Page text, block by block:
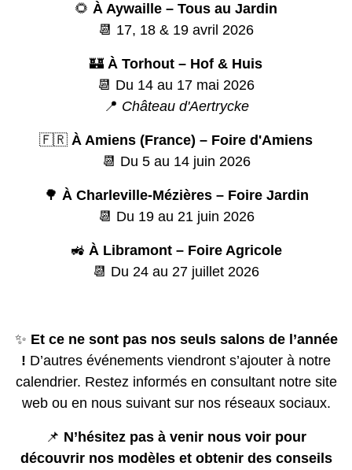
🌻 À Aywaille – Tous au Jardin
📆 17, 18 & 19 avril 2026
🏰 À Torhout – Hof & Huis
📆 Du 14 au 17 mai 2026
📍 Château d'Aertrycke
🇫🇷 À Amiens (France) – Foire d'Amiens
📆 Du 5 au 14 juin 2026
🌳 À Charleville-Mézières – Foire Jardin
📆 Du 19 au 21 juin 2026
🚜 À Libramont – Foire Agricole
📆 Du 24 au 27 juillet 2026
✨ Et ce ne sont pas nos seuls salons de l’année
! D’autres événements viendront s’ajouter à notre
calendrier. Restez informés en consultant notre site
web ou en nous suivant sur nos réseaux sociaux.
📌 N’hésitez pas à venir nous voir pour
découvrir nos modèles et obtenir des conseils